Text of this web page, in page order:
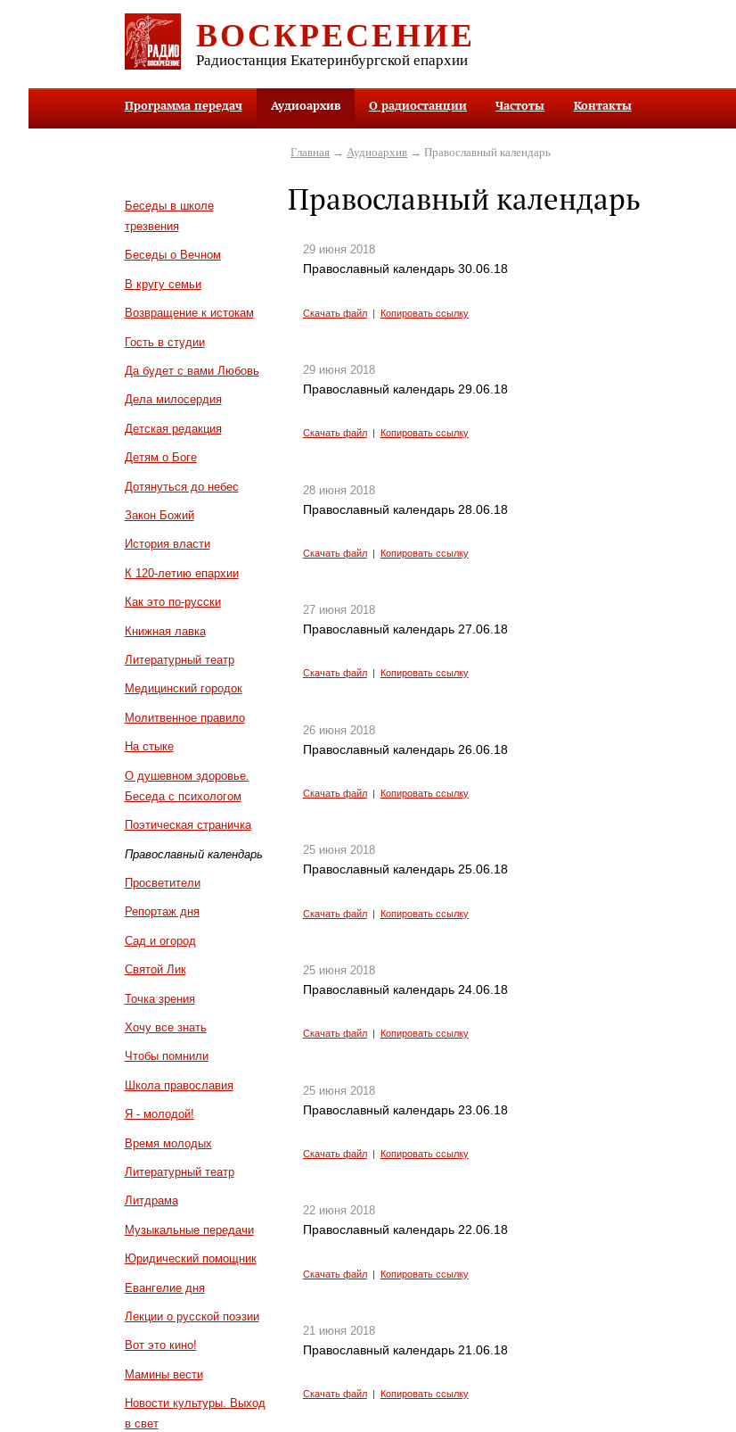
ВОСКРЕСЕНИЕ
Радиостанция Екатеринбургской епархии
Программа передач Аудиоархив О радиостанции Частоты Контакты
Беседы в школе
трезвения
Беседы о Вечном
В кругу семьи
Возвращение к истокам
Гость в студии
Да будет с вами Любовь
Дела милосердия
Детская редакция
Детям о Боге
Дотянуться до небес
Закон Божий
История власти
К 120-летию епархии
Как это по-русски
Книжная лавка
Литературный театр
Медицинский городок
Молитвенное правило
На стыке
О душевном здоровье.
Беседа с психологом
Поэтическая страничка
Православный календарь
Просветители
Репортаж дня
Сад и огород
Святой Лик
Точка зрения
Хочу все знать
Чтобы помнили
Школа православия
Я - молодой!
Время молодых
Литературный театр
Литдрама
Музыкальные передачи
Юридический помощник
Евангелие дня
Лекции о русской поэзии
Вот это кино!
Мамины вести
Новости культуры. Выход
в свет
Главная → Аудиоархив → Православный календарь
Православный календарь
29 июня 2018
Православный календарь 30.06.18
Скачать файл| Копировать ссылку
29 июня 2018
Православный календарь 29.06.18
Скачать файл| Копировать ссылку
28 июня 2018
Православный календарь 28.06.18
Скачать файл| Копировать ссылку
27 июня 2018
Православный календарь 27.06.18
Скачать файл| Копировать ссылку
26 июня 2018
Православный календарь 26.06.18
Скачать файл| Копировать ссылку
25 июня 2018
Православный календарь 25.06.18
Скачать файл| Копировать ссылку
25 июня 2018
Православный календарь 24.06.18
Скачать файл| Копировать ссылку
25 июня 2018
Православный календарь 23.06.18
Скачать файл| Копировать ссылку
22 июня 2018
Православный календарь 22.06.18
Скачать файл| Копировать ссылку
21 июня 2018
Православный календарь 21.06.18
Скачать файл| Копировать ссылку